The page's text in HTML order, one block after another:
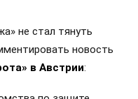
не стал тянуть
новость
в Австрии: